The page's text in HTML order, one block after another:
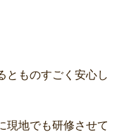
とものすごく安心し
現地でも研修させて